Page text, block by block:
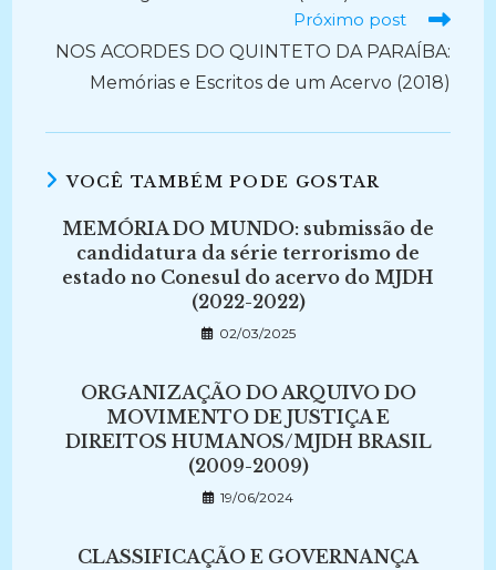
Próximo post
NOS ACORDES DO QUINTETO DA PARAÍBA:
Memórias e Escritos de um Acervo (2018)
VOCÊ TAMBÉM PODE GOSTAR
MEMÓRIA DO MUNDO: submissão de
candidatura da série terrorismo de
estado no Conesul do acervo do MJDH
(2022-2022)
02/03/2025
ORGANIZAÇÃO DO ARQUIVO DO
MOVIMENTO DE JUSTIÇA E
DIREITOS HUMANOS/MJDH BRASIL
(2009-2009)
19/06/2024
CLASSIFICAÇÃO E GOVERNANÇA